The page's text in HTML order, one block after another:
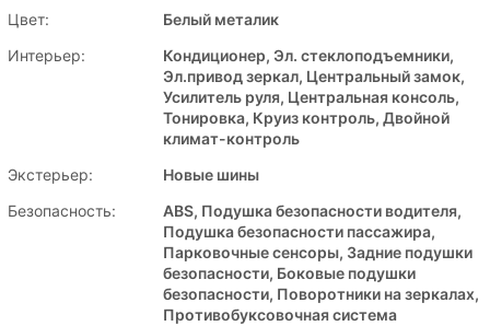
Цвет:
Белый металик
Интерьер:
Кондиционер, Эл. стеклоподъемники,
Эл.привод зеркал, Центральный замок,
Усилитель руля, Центральная консоль,
Тонировка, Круиз контроль, Двойной
климат-контроль
Экстерьер:
Новые шины
Безопасность:
ABS, Подушка безопасности водителя,
Подушка безопасности пассажира,
Парковочные сенсоры, Задние подушки
безопасности, Боковые подушки
безопасности, Поворотники на зеркалах,
Противобуксовочная система